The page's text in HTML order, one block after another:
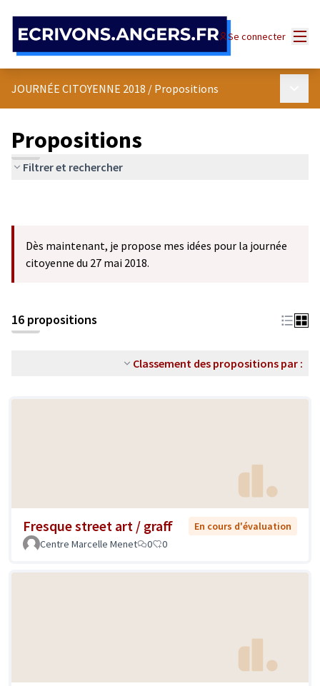
Se connecter
JOURNÉE CITOYENNE 2018 / Propositions
Propositions
Filtrer et rechercher
Dès maintenant, je propose mes idées pour la journée
citoyenne du 27 mai 2018.
16 propositions
Classement des propositions par :
Fresque street art / graff
En cours d'évaluation
Centre Marcelle Menet
0 0